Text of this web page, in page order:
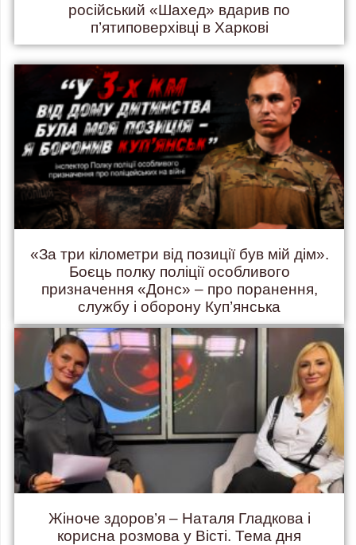
російський «Шахед» вдарив по
п’ятиповерхівці в Харкові
«За три кілометри від позиції був мій дім».
Боєць полку поліції особливого
призначення «Донс» – про поранення,
службу і оборону Куп’янська
Жіноче здоров’я – Наталя Гладкова і
корисна розмова у Вісті. Тема дня